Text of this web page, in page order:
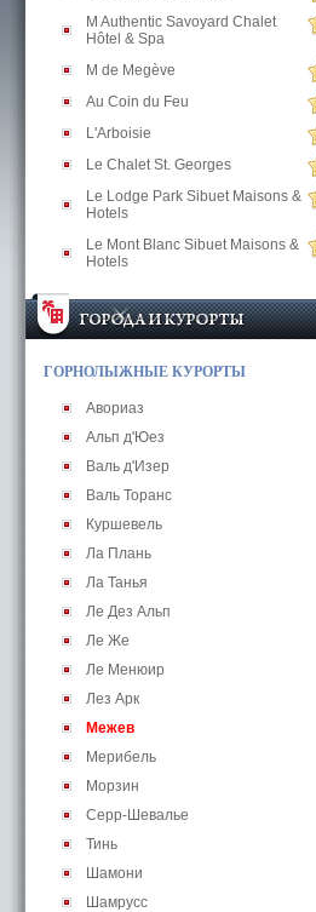
M Authentic Savoyard Chalet
Hôtel & Spa
M de Megève
Au Coin du Feu
L'Arboisie
Le Chalet St. Georges
Le Lodge Park Sibuet Maisons &
Hotels
Le Mont Blanc Sibuet Maisons &
Hotels
ГОРНОЛЫЖНЫЕ КУРОРТЫ
Авориаз
Альп д'Юез
Валь д'Изер
Валь Торанс
Куршевель
Ла Плань
Ла Танья
Ле Дез Альп
Ле Же
Ле Менюир
Лез Арк
Межев
Мерибель
Морзин
Серр-Шевалье
Тинь
Шамони
Шамрусс